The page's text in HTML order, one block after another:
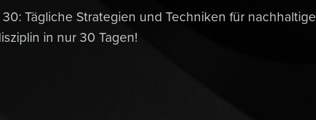
Tägliche Strategien und Techniken für nachhaltige
in nur 30 Tagen!